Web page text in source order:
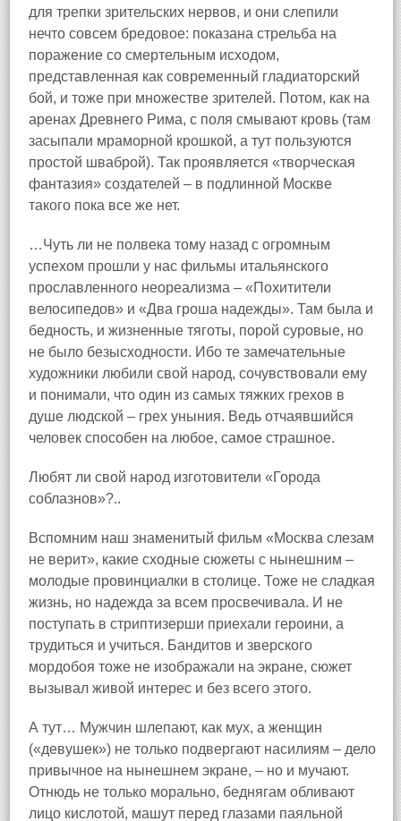
для трепки зрительских нервов, и они слепили
нечто совсем бредовое: показана стрельба на
поражение со смертельным исходом,
представленная как современный гладиаторский
бой, и тоже при множестве зрителей. Потом, как на
аренах Древнего Рима, с поля смывают кровь (там
засыпали мраморной крошкой, а тут пользуются
простой шваброй). Так проявляется «творческая
фантазия» создателей – в подлинной Москве
такого пока все же нет.
…Чуть ли не полвека тому назад с огромным
успехом прошли у нас фильмы итальянского
прославленного неореализма – «Похитители
велосипедов» и «Два гроша надежды». Там была и
бедность, и жизненные тяготы, порой суровые, но
не было безысходности. Ибо те замечательные
художники любили свой народ, сочувствовали ему
и понимали, что один из самых тяжких грехов в
душе людской – грех уныния. Ведь отчаявшийся
человек способен на любое, самое страшное.
Любят ли свой народ изготовители «Города
соблазнов»?..
Вспомним наш знаменитый фильм «Москва слезам
не верит», какие сходные сюжеты с нынешним –
молодые провинциалки в столице. Тоже не сладкая
жизнь, но надежда за всем просвечивала. И не
поступать в стриптизерши приехали героини, а
трудиться и учиться. Бандитов и зверского
мордобоя тоже не изображали на экране, сюжет
вызывал живой интерес и без всего этого.
А тут… Мужчин шлепают, как мух, а женщин
(«девушек») не только подвергают насилиям – дело
привычное на нынешнем экране, – но и мучают.
Отнюдь не только морально, беднягам обливают
лицо кислотой, машут перед глазами паяльной